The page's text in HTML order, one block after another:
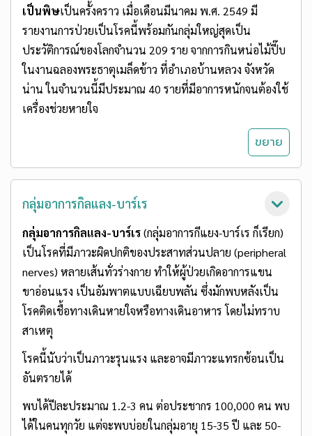
เป็นพิษเป็นครั้งคราว เมื่อเดือนมีนาคม พ.ศ. 2549 มี
รายงานการป่วยเป็นโรคนี้พร้อมกันกลุ่มใหญ่สุดเป็น
ประวัติการณ์ของโลกจำนวน 209 ราย จากการกินหน่อไม้ปี๊บ
ในงานฉลองพระธาตุเมล็ดข้าว ที่อำเภอบ้านหลวง จังหวัด
น่าน ในจำนวนนี้มีประมาณ 40 รายที่มีอาการหนักจนต้องใช้
เครื่องช่วยหายใจ
กลุ่มอาการกิลแลง-บาร์เร
กลุ่มอาการกิลแลง-บาร์เร(กลุ่มอาการกีแยง-บาร์เร ก็เรียก)
เป็นโรคที่มีภาวะผิดปกติของประสาทส่วนปลาย (peripheral
nerves) หลายเส้นทั่วร่างกาย ทำให้ผู้ป่วยเกิดอาการแขน
ขาอ่อนแรง เป็นอัมพาตแบบเฉียบพลัน ซึ่งมักพบหลังเป็น
โรคติดเชื้อทางเดินหายใจหรือทางเดินอาหาร โดยไม่ทราบ
สาเหตุ
โรคนี้นับว่าเป็นภาวะรุนแรง และอาจมีภาวะแทรกซ้อนเป็น
อันตรายได้
พบได้ปีละประมาณ 1.2-3 คน ต่อประชากร 100,000 คน พบ
ได้ในคนทุกวัย แต่จะพบบ่อยในกลุ่มอายุ 15-35 ปี และ 50-